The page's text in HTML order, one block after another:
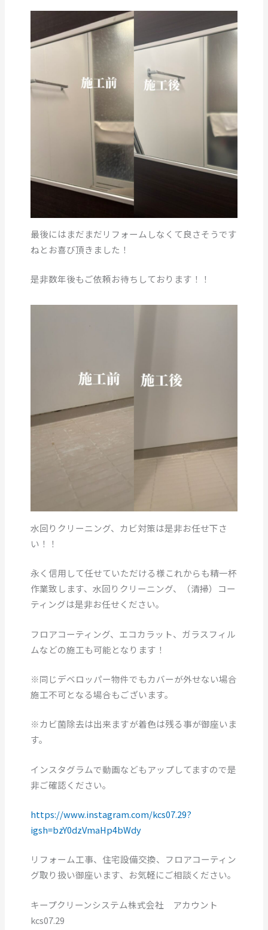
最後にはまだまだリフォームしなくて良さそうです
ねとお喜び頂きました！
是非数年後もご依頼お待ちしております！！
水回りクリーニング、カビ対策は是非お任せ下さ
い！！
永く信用して任せていただける様これからも精一杯
作業致します、水回りクリーニング、（清掃）コー
ティングは是非お任せください。
フロアコーティング、エコカラット、ガラスフィル
ムなどの施工も可能となります！
※同じデベロッパー物件でもカバーが外せない場合
施工不可となる場合もございます。
※カビ菌除去は出来ますが着色は残る事が御座いま
す。
インスタグラムで動画などもアップしてますので是
非ご確認ください。
https://www.instagram.com/kcs07.29?
igsh=bzY0dzVmaHp4bWdy
リフォーム工事、住宅設備交換、フロアコーティン
グ取り扱い御座います、お気軽にご相談ください。
キープクリーンシステム株式会社 アカウント
kcs07.29